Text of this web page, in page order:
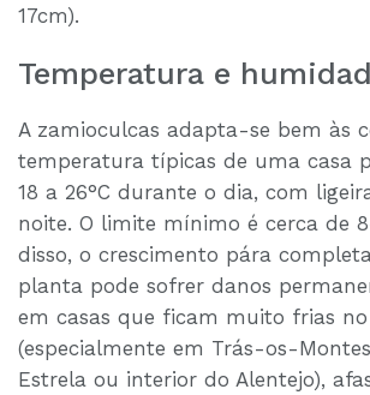
17cm).
Temperatura e
A zamioculcas adapta-se bem às
temperatura típicas de uma casa
18 a 26°C durante o dia, com
noite. O limite mínimo é cerca de
disso, o crescimento pára
planta pode sofrer danos
em casas que ficam muito frias
(especialmente em Trás-os-
Estrela ou interior do Alentejo),